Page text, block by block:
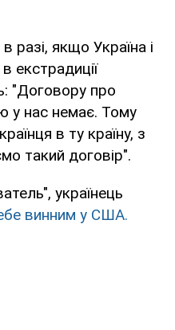
якщо Україна і
екстрадиції
"Договору про
у нас немає. Тому
в ту країну, з
такий договір".
українець
винним у США.